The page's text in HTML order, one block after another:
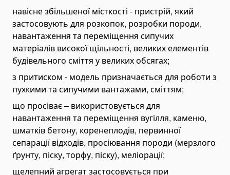
Навісні бетонозмішувачі
Дискові пили
Відбійні молотки (копери)
Устаткування для заготівлі силосу
Відвали для зерна і силосу
Сколювач льоду
Навісні екскаватори
Экскаваторы Machinery
Екскаватори HYDRAMET
Косарки
Дискові косарки
навісне збільшеної місткості - пристрій, який
застосовують для розкопок, розробки породи,
навантаження та переміщення сипучих
матеріалів високої щільності, великих елементів
будівельного сміття у великих обсягах;
з притиском - модель призначається для роботи з
пухкими та сипучими вантажами, сміттям;
що просіває – використовується для
навантаження та переміщення вугілля, каменю,
шматків бетону, коренеплодів, первинної
сепарації відходів, просіювання породи (мерзлого
ґрунту, піску, торфу, піску), меліорації;
щелепний агрегат застосовується при